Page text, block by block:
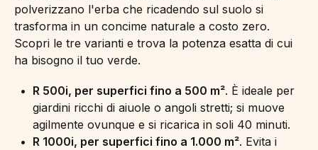
polverizzano l'erba che ricadendo sul suolo si
trasforma in un concime naturale a costo zero.
Scopri le tre varianti e trova la potenza esatta di cui
ha bisogno il tuo verde.
R 500i, per superfici fino a 500 m². È ideale per
giardini ricchi di aiuole o angoli stretti; si muove
agilmente ovunque e si ricarica in soli 40 minuti.
R 1000i, per superfici fino a 1.000 m². Evita i